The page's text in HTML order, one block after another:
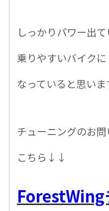
しっかりパワー出て
乗りやすいバイクに
なっていると思いま
チューニングのお
こちら↓↓
ForestWing